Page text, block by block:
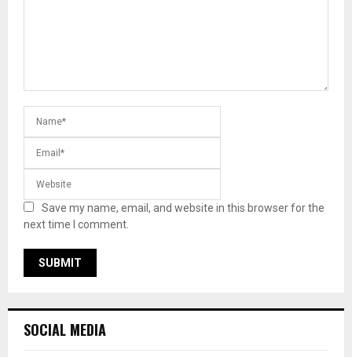
Save my name, email, and website in this browser for the
next time I comment.
SOCIAL MEDIA